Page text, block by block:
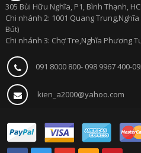
305 Bùi Hữu Nghĩa, P1, Bình Thạnh,
Chi nhánh 2: 1001 Quang
Bút)
Chi nhánh 3: Chợ Tre,Nghĩa Phương
091 8000 800- 098 9967 400-
kien_a2000@yahoo.com